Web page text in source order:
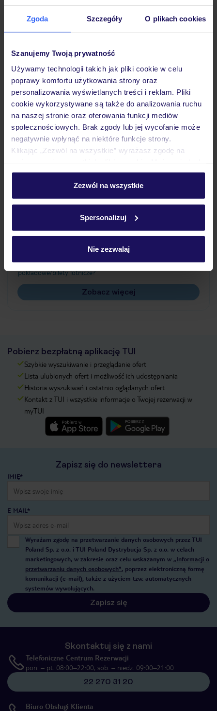
Zgoda Szczegóły O plikach cookies
Szanujemy Twoją prywatność
Używamy technologii takich jak pliki cookie w celu
poprawy komfortu użytkowania strony oraz
personalizowania wyświetlanych treści i reklam. Pliki
cookie wykorzystywane są także do analizowania ruchu
na naszej stronie oraz oferowania funkcji mediów
społecznościowych. Brak zgody lub jej wycofanie może
negatywnie wpłynąć na niektóre funkcje strony.
Klikając „Zezwól na wszystkie” wyrażasz zgodę na
personalizować swój wybór wchodząc w zakładkę
Szczegółowe informacje o plikach cookie znajdziesz
Zezwól na wszystkie
Spersonalizuj
Nie zezwalaj
Pokoje
Wyżywienie
Atrakcje
Ważne informacje
Czy w Hotelu będzie przedstawiciel TUI?
Na jakiej podstawie i gdzie otrzymam karty
pokładowe/bilety lotnicze?
Zobacz więcej
Pobierz bezpłatną aplikację TUI
Szybkie wyszukiwanie i przeglądanie ofert
Lista ulubionych ofert i możliwość ich udostępniania
Historia wyszukiwań i ostatnio oglądanych ofert
Kontakt z TUI i wszystkie informacje o Twojej rezerwacji w
myTUI
Zapisz się do newslettera
IMIĘ*
E-MAIL*
Wyrażam zgodę na przetwarzanie danych osobowych przez TUI
Poland Sp. z o.o. i TUI Poland Dystrybucja Sp. z o.o. w celach
marketingowych, w zakresie oraz celu wskazanym w „Informacji o
przetwarzaniu danych osobowych”, poprzez elektroniczną formę
komunikacji (e-mail), także z użyciem tzw. automatycznych
systemów wywołujących.
Zapisz się
Skontaktuj się z nami
Telefoniczne Centrum Rezerwacji
pon. – pt. 08:00–22:00, sob. – niedz. 09:00–21:00
22 270 31 20
Biuro Obsługi Klienta